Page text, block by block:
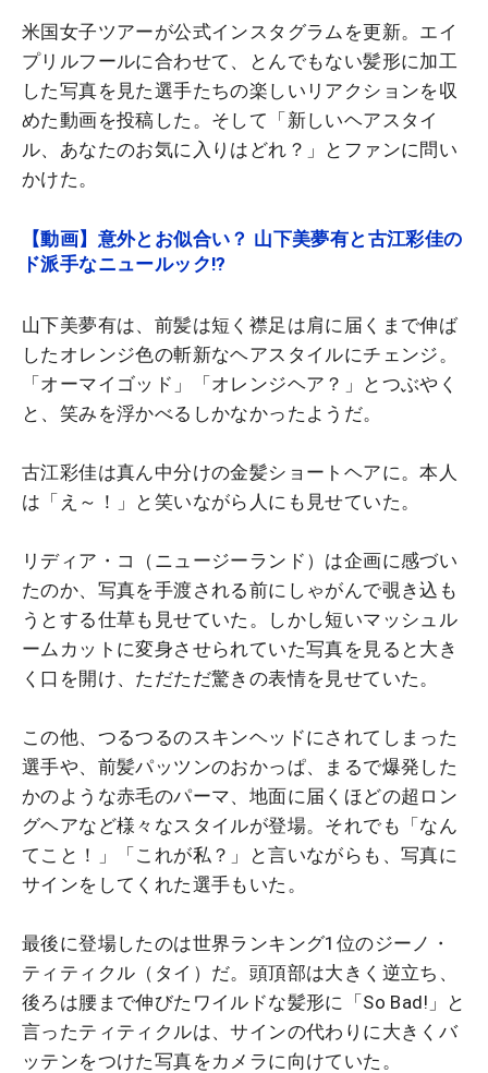
米国女子ツアーが公式インスタグラムを更新。エイ
プリルフールに合わせて、とんでもない髪形に加工
した写真を見た選手たちの楽しいリアクションを収
めた動画を投稿した。そして「新しいヘアスタイ
ル、あなたのお気に入りはどれ？」とファンに問い
かけた。
【動画】意外とお似合い？ 山下美夢有と古江彩佳の
ド派手なニュールック!?
山下美夢有は、前髪は短く襟足は肩に届くまで伸ば
したオレンジ色の斬新なヘアスタイルにチェンジ。
「オーマイゴッド」「オレンジヘア？」とつぶやく
と、笑みを浮かべるしかなかったようだ。
古江彩佳は真ん中分けの金髪ショートヘアに。本人
は「え～！」と笑いながら人にも見せていた。
リディア・コ（ニュージーランド）は企画に感づい
たのか、写真を手渡される前にしゃがんで覗き込も
うとする仕草も見せていた。しかし短いマッシュル
ームカットに変身させられていた写真を見ると大き
く口を開け、ただただ驚きの表情を見せていた。
この他、つるつるのスキンヘッドにされてしまった
選手や、前髪パッツンのおかっぱ、まるで爆発した
かのような赤毛のパーマ、地面に届くほどの超ロン
グヘアなど様々なスタイルが登場。それでも「なん
てこと！」「これが私？」と言いながらも、写真に
サインをしてくれた選手もいた。
最後に登場したのは世界ランキング1位のジーノ・
ティティクル（タイ）だ。頭頂部は大きく逆立ち、
後ろは腰まで伸びたワイルドな髪形に「So Bad!」と
言ったティティクルは、サインの代わりに大きくバ
ッテンをつけた写真をカメラに向けていた。